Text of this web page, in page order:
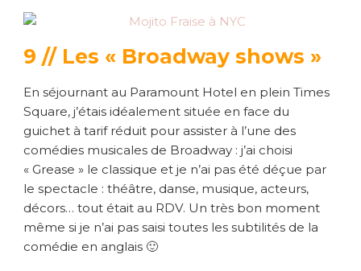
9 // Les « Broadway shows »
En séjournant au Paramount Hotel en plein Times
Square, j’étais idéalement située en face du
guichet à tarif réduit pour assister à l’une des
comédies musicales de Broadway : j’ai choisi
« Grease » le classique et je n’ai pas été déçue par
le spectacle : théâtre, danse, musique, acteurs,
décors… tout était au RDV. Un très bon moment
même si je n’ai pas saisi toutes les subtilités de la
comédie en anglais 🙂